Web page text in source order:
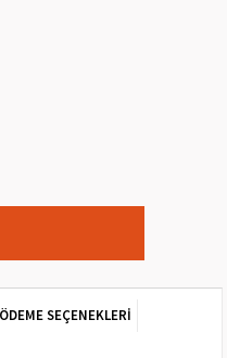
ÖDEME SEÇENEKLERI